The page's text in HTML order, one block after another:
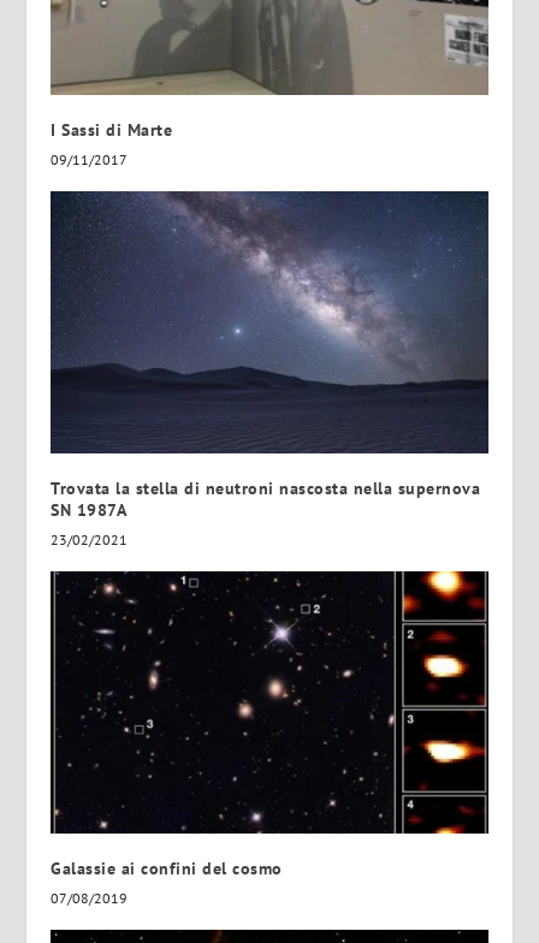
I Sassi di Marte
09/11/2017
Trovata la stella di neutroni nascosta nella supernova
SN 1987A
23/02/2021
Galassie ai confini del cosmo
07/08/2019